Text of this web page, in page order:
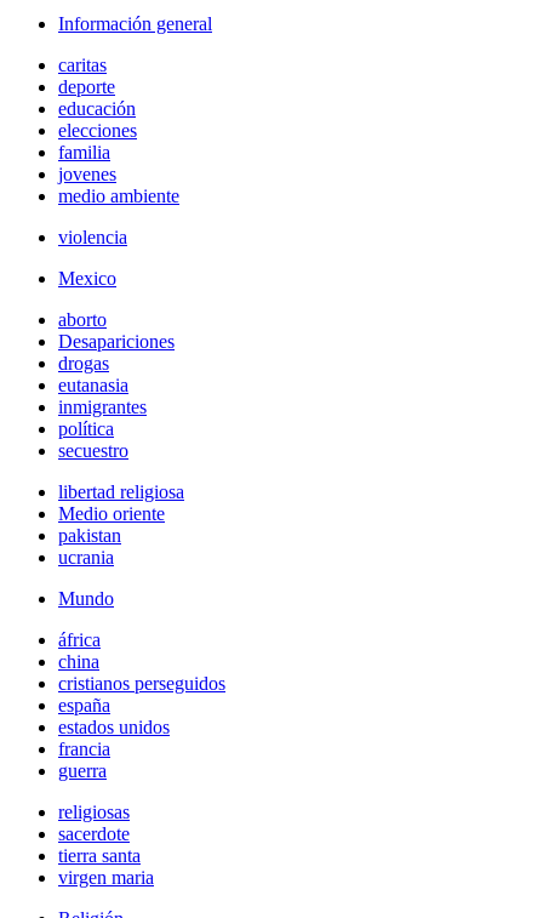
Información general
caritas
deporte
educación
elecciones
familia
jovenes
medio ambiente
violencia
Mexico
aborto
Desapariciones
drogas
eutanasia
inmigrantes
política
secuestro
libertad religiosa
Medio oriente
pakistan
ucrania
Mundo
áfrica
china
cristianos perseguidos
españa
estados unidos
francia
guerra
religiosas
sacerdote
tierra santa
virgen maria